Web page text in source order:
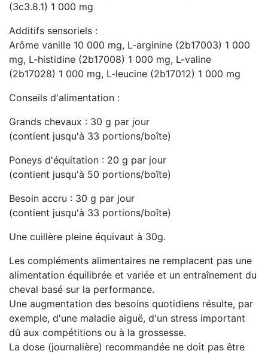
(3c3.8.1) 1 000 mg
Additifs sensoriels :
Arôme vanille 10 000 mg, L-arginine (2b17003) 1 000
mg, L-histidine (2b17008) 1 000 mg, L-valine
(2b17028) 1 000 mg, L-leucine (2b17012) 1 000 mg
Conseils d'alimentation :
Grands chevaux : 30 g par jour
(contient jusqu'à 33 portions/boîte)
Poneys d'équitation : 20 g par jour
(contient jusqu'à 50 portions/boîte)
Besoin accru : 30 g par jour
(contient jusqu'à 33 portions/boîte)
Une cuillère pleine équivaut à 30g.
Les compléments alimentaires ne remplacent pas une
alimentation équilibrée et variée et un entraînement du
cheval basé sur la performance.
Une augmentation des besoins quotidiens résulte, par
exemple, d'une maladie aiguë, d'un stress important
dû aux compétitions ou à la grossesse.
La dose (journalière) recommandée ne doit pas être